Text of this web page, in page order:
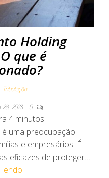
Holding
que é
Tributação
28, 2023 0
4 minutos
uma preocupação
e empresários. É
eficazes de proteger…
lendo